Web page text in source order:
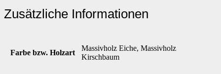
Zusätzliche Informationen
Farbe bzw. Holzart
Massivholz Eiche, Massivholz
Kirschbaum